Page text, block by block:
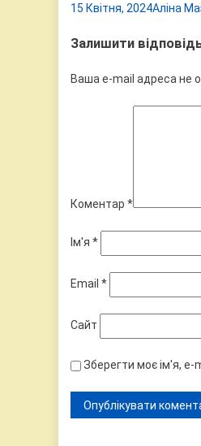
15 Квітня, 2024Аліна
Залишити
Ваша e-mail адреса не
Коментар *
Ім'я *
Email *
Сайт
Зберегти моє ім'я, e-